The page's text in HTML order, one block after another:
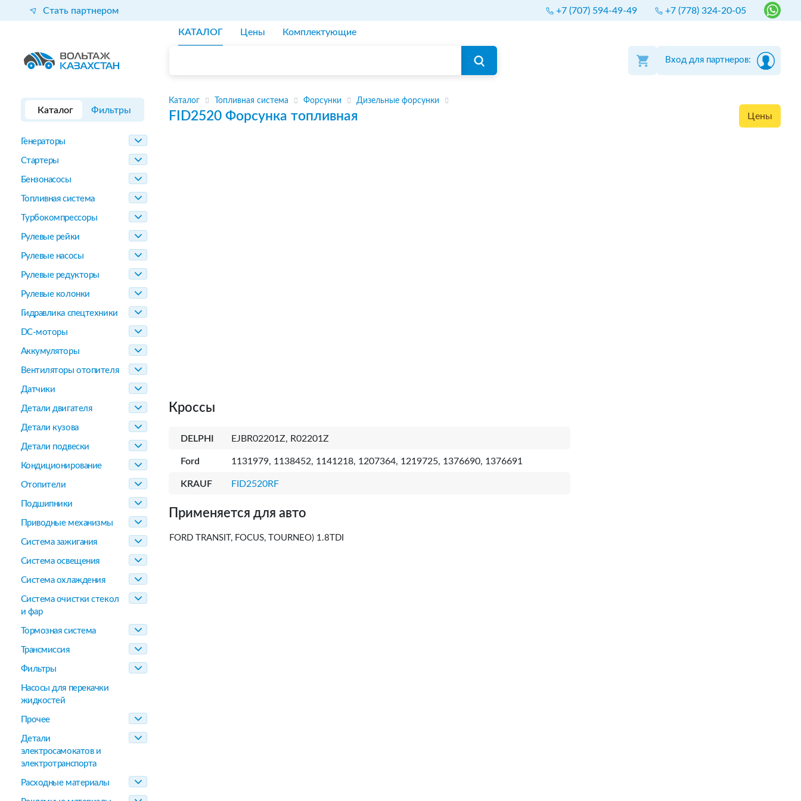
Стать партнером +7 (707) 594-49-49 +7 (778) 324-20-05
КАТАЛОГ Цены Комплектующие
Вход для партнеров:
Каталог Фильтры
Генераторы
Стартеры
Бензонасосы
Топливная система
Турбокомпрессоры
Рулевые рейки
Рулевые насосы
Рулевые редукторы
Рулевые колонки
Гидравлика спецтехники
DC-моторы
Аккумуляторы
Вентиляторы отопителя
Датчики
Детали двигателя
Детали кузова
Детали подвески
Кондиционирование
Отопители
Подшипники
Приводные механизмы
Система зажигания
Система освещения
Система охлаждения
Система очистки стекол
и фар
Тормозная система
Трансмиссия
Фильтры
Насосы для перекачки
жидкостей
Прочее
Детали
электросамокатов и
электротранспорта
Расходные материалы
Каталог Топливная система Форсунки Дизельные форсунки
FID2520 Форсунка топливная Цены
Кроссы
DELPHI EJBR02201Z, R02201Z
Ford 1131979, 1138452, 1141218, 1207364, 1219725, 1376690, 1376691
KRAUF FID2520RF
Применяется для авто
FORD TRANSIT, FOCUS, TOURNEO) 1.8TDI